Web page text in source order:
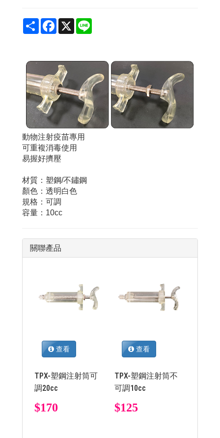
Share Facebook
X
動物注射疫苗專用
可重複消毒使用
易握好擠壓
材質：塑鋼/不鏽鋼
顏色：透明白色
規格：可調
容量：10cc
關聯產品
查看
TPX-塑鋼注射筒可
調20cc
$170
查看
TPX-塑鋼注射筒不
可調10cc
$125